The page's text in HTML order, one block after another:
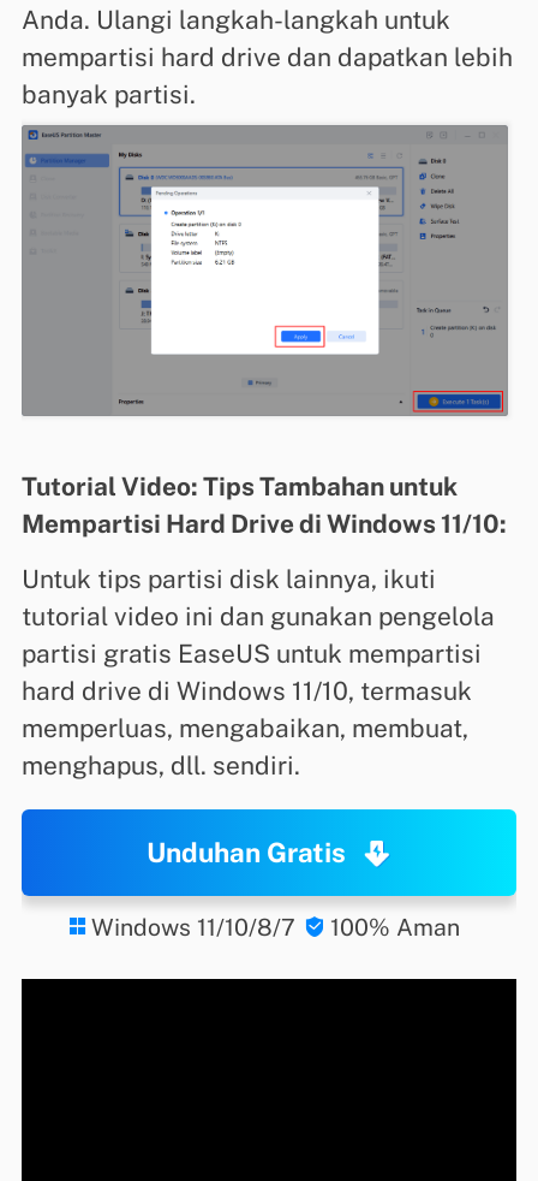
Anda. Ulangi langkah-langkah untuk
mempartisi hard drive dan dapatkan lebih
banyak partisi.
Tutorial Video: Tips Tambahan untuk
Mempartisi Hard Drive di Windows 11/10:
Untuk tips partisi disk lainnya, ikuti
tutorial video ini dan gunakan pengelola
partisi gratis EaseUS untuk mempartisi
hard drive di Windows 11/10, termasuk
memperluas, mengabaikan, membuat,
menghapus, dll. sendiri.
Unduhan Gratis
 Windows 11/10/8/7  100% Aman